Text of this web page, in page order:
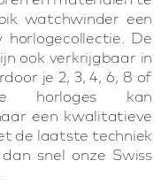
watchwinder een
De
ook verkrijgbaar in
je 2, 3, 4, 6, 8 of
horloges kan
een kwalitatieve
de laatste techniek
snel onze Swiss